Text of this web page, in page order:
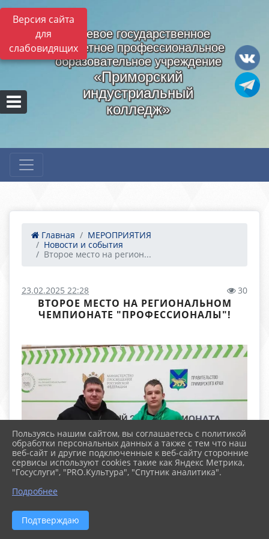
Версия сайта
для
слабовидящих
Краевое государственное
бюджетное профессиональное
образовательное учреждение
«Приморский
индустриальный
колледж»
Главная
МЕРОПРИЯТИЯ
Новости и события
Второе место на регион...
23.02.2025 22:28 30
ВТОРОЕ МЕСТО НА РЕГИОНАЛЬНОМ
ЧЕМПИОНАТЕ "ПРОФЕССИОНАЛЫ"!
Пользуясь нашим сайтом, вы соглашаетесь с политикой
обработки персональных данных а также с тем что наш
веб-сайт и другие подключенные к веб-сайту сторонние
сервисы используют cookies такие как Яндекс Метрика,
"Госуслуги", "PRO.Культура", "Спутник аналитика".
Подробнее
Подтверждаю